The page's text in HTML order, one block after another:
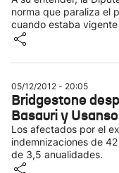
norma que paraliza el
cuando estaba
05/12/2012 - 20:05
Bridgestone
Basauri y
Los afectados por el
indemnizaciones de
de 3,5 anualidades.